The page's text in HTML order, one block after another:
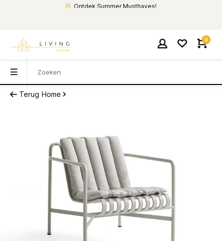
Ontdek Summer Musthaves!
0
Terug Home